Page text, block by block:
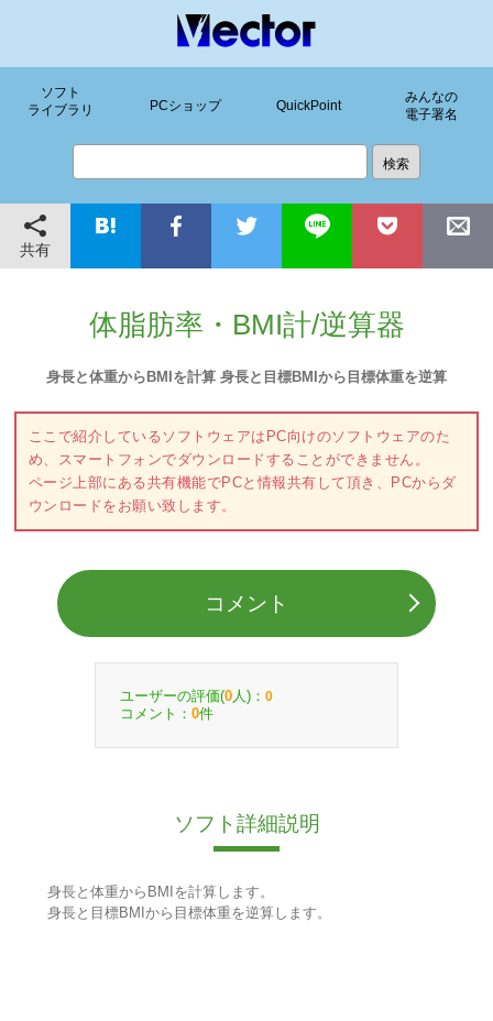
ソフト
ライブラリ
PCショップ QuickPoint
みんなの
電子署名
共有
体脂肪率・BMI計/逆算器
身長と体重からBMIを計算 身長と目標BMIから目標体重を逆算
ここで紹介しているソフトウェアはPC向けのソフトウェアのた
め、スマートフォンでダウンロードすることができません。
ページ上部にある共有機能でPCと情報共有して頂き、PCからダ
ウンロードをお願い致します。
コメント
ユーザーの評価(0 人)： 0
コメント： 0件
ソフト詳細説明
身長と体重からBMIを計算します。
身長と目標BMIから目標体重を逆算します。